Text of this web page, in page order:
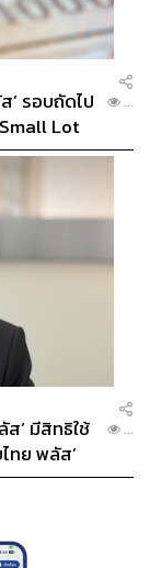
’ รอบถัดไป
Lot
...
ส’ มีสิทธิใช้
ทย พลัส’
...